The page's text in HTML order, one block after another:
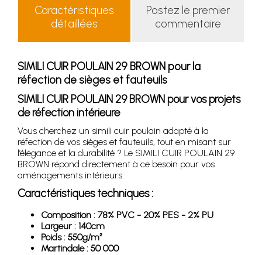
Caractéristiques
détaillées
Postez le premier
commentaire
SIMILI CUIR POULAIN 29 BROWN pour la
réfection de sièges et fauteuils
SIMILI CUIR POULAIN 29 BROWN pour vos projets
de réfection intérieure
Vous cherchez un simili cuir poulain adapté à la
réfection de vos sièges et fauteuils, tout en misant sur
l’élégance et la durabilité ? Le SIMILI CUIR POULAIN 29
BROWN répond directement à ce besoin pour vos
aménagements intérieurs.
Caractéristiques techniques :
Composition : 78% PVC - 20% PES - 2% PU
Largeur : 140cm
Poids : 550g/m²
Martindale : 50 000